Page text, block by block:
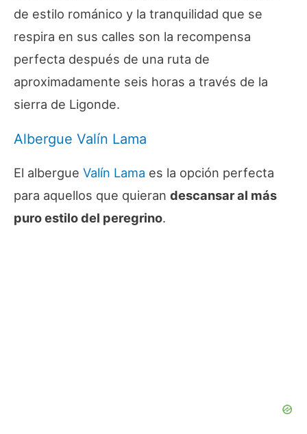
de estilo románico y la tranquilidad que se
respira en sus calles son la recompensa
perfecta después de una ruta de
aproximadamente seis horas a través de la
sierra de Ligonde.
Albergue Valín Lama
El albergue Valín Lama es la opción perfecta
para aquellos que quieran descansar al más
puro estilo del peregrino.